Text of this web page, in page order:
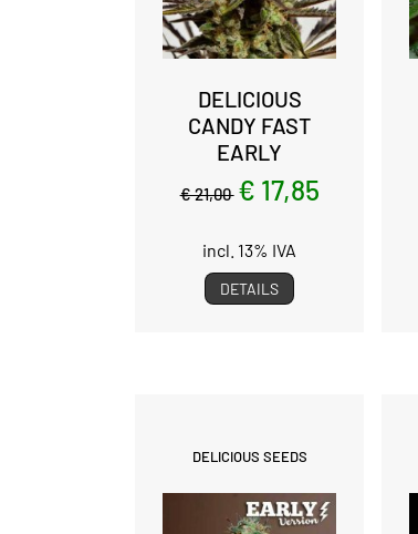
DELICIOUS
CANDY FAST
EARLY
€ 21,00 € 17,85
incl. 13% IVA
DETAILS
DELICIOUS SEEDS